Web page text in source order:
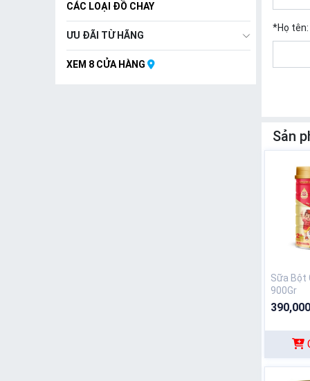
CÁC LOẠI ĐỒ CHAY
ƯU ĐÃI TỪ HÃNG
XEM 8 CỬA HÀNG
*Họ tên:
Sản
Sữa Bột
900Gr